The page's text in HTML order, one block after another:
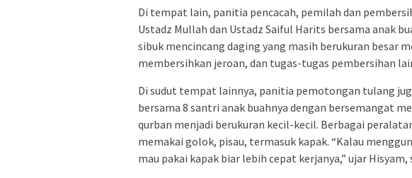
Di tempat lain, panitia pencacah, pemilah dan
Ustadz Mullah dan Ustadz Saiful Harits bersama anak
sibuk mencincang daging yang masih berukuran besar
membersihkan jeroan, dan tugas-tugas pembersihan
Di sudut tempat lainnya, panitia pemotongan tulang
bersama 8 santri anak buahnya dengan bersemangat
qurban menjadi berukuran kecil-kecil. Berbagai
memakai golok, pisau, termasuk kapak. “Kalau
mau pakai kapak biar lebih cepat kerjanya,” ujar